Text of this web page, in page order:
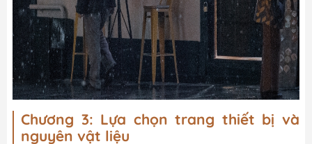
Chương 3: Lựa chọn trang thiết bị và
nguyên vật liệu